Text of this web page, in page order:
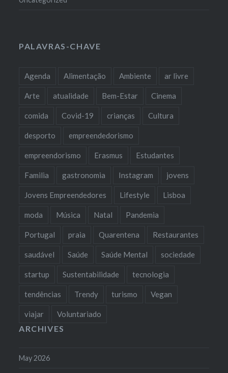
PALAVRAS-CHAVE
Agenda Alimentação Ambiente ar livre
Arte atualidade Bem-Estar Cinema
comida Covid-19 crianças Cultura
desporto empreendedorismo
empreendorismo Erasmus Estudantes
Familia gastronomia Instagram jovens
Jovens Empreendedores Lifestyle Lisboa
moda Música Natal Pandemia
Portugal praia Quarentena Restaurantes
saudável Saúde Saúde Mental sociedade
startup Sustentabilidade tecnologia
tendências Trendy turismo Vegan
viajar Voluntariado
ARCHIVES
May 2026